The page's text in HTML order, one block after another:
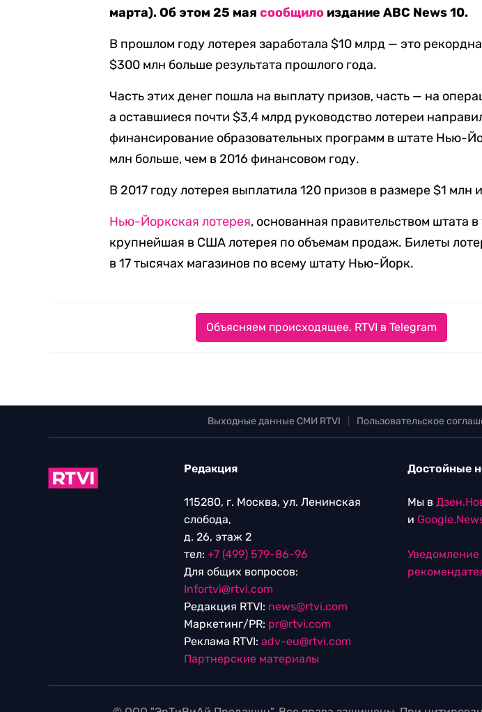
марта). Об этом 25 маясообщило издание ABC News 10.
В прошлом году лотерея заработала $10 млрд — это
$300 млн больше результата прошлого года.
Часть этих денег пошла на выплату призов, часть — на
а оставшиеся почти $3,4 млрд руководство лотереи
финансирование образовательных программ в штате Нью-
млн больше, чем в 2016 финансовом году.
В 2017 году лотерея выплатила 120 призов в размере $1 млн
Нью-Йоркская лотерея, основанная правительством штата в
крупнейшая в США лотерея по объемам продаж. Билеты
в 17 тысячах магазинов по всему штату Нью-Йорк.
Объясняем происходящее. RTVI в Telegram
Выходные данные СМИ RTVI Пользовательское
Редакция
115280, г. Москва, ул. Ленинская
слобода,
д. 26, этаж 2
тел: +7 (499) 579-86-96
Для общих вопросов:
Infortvi@rtvi.com
Редакция RTVI: news@rtvi.com
Маркетинг/PR: pr@rtvi.com
Реклама RTVI: adv-eu@rtvi.com
Партнерские материалы
Достойные
Мы в
и
Уведомление